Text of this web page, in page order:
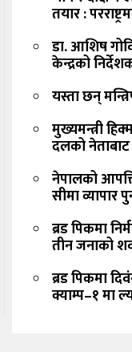
तयार :
डा. आशिष
केन्द्रको
यस्ता छन्
मुख्यमन्त्री
दलको नेताबाट
नेपालको
सीमा व्यापार
ब्रड पिकमा
तीन जनाको
ब्रड पिकमा
क्याम्प–१ मा